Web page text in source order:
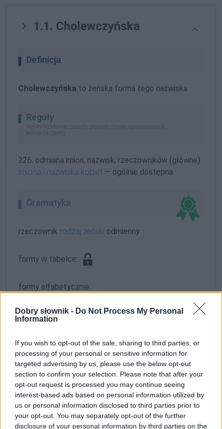
Dobry słownik - Do Not Process My Personal
Information
If you wish to opt-out of the sale, sharing to third parties, or
processing of your personal or sensitive information for
targeted advertising by us, please use the below opt-out
section to confirm your selection. Please note that after your
opt-out request is processed you may continue seeing
interest-based ads based on personal information utilized by
us or personal information disclosed to third parties prior to
your opt-out. You may separately opt-out of the further
disclosure of your personal information by third parties on the
1.1. Cholewczyńska
Definicja
Cholewczyńska to żeńska forma tego nazwiska
Reguły
reguły językowe, zasady pisowni (nowe opracowanie z
komentarzami)
226. odmiana imion, nazwisk, rzeczowników (główne):
imiona i nazwiska kobiet — ogólnie dostępna
Gramatyka
rzeczownik rodzaj żeński odmienny
formy w tabelce:
formy alfabetycznie:
Cholewczyńska; Cholewczyńską; Cholewczyńskich;
Cholewczyńskie; Cholewczyńskiej; Cholewczyńskim;
ZGŁOŚ POPRAWKĘ